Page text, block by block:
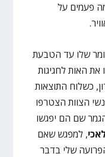
פעמים על
שלו עד הטבעת
את האות לחגיגות
כשלוח התוצאות
ואנשי הצוות הצטרפו
שם הם יפגשו
, למפגש שאם
שלי בדבר